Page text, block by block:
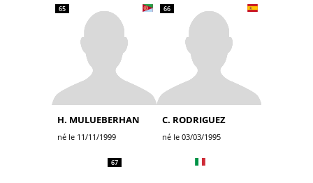
65
H. MULUEBERHAN
né le 11/11/1999
66
C. RODRIGUEZ
né le 03/03/1995
67